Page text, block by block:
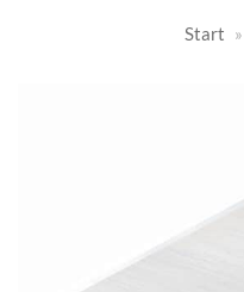
Start »